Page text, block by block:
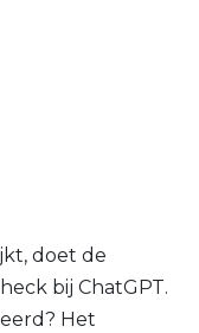
doet de
bij ChatGPT.
Het